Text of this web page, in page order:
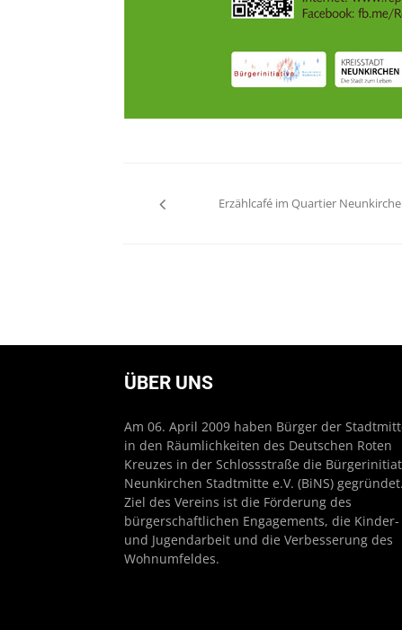
Erzählcafé im Quartier
ÜBER UNS
Am 06. April 2009 haben Bürger der
in den Räumlichkeiten des Deutschen Roten
Kreuzes in der Schlossstraße die
Neunkirchen Stadtmitte e.V. (BiNS) gegründet.
Ziel des Vereins ist die Förderung des
bürgerschaftlichen Engagements, die Kinder-
und Jugendarbeit und die Verbesserung des
Wohnumfeldes.